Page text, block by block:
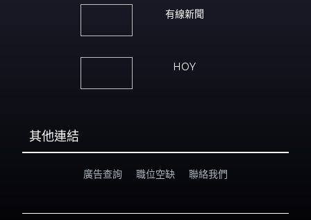
有線新聞
HOY
其他連結
廣告查詢 職位空缺 聯絡我們